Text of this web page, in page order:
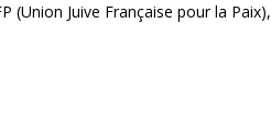
(Union Juive Française pour la Paix),